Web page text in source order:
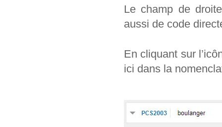
Le champ de
aussi de code
En cliquant sur
ici dans la